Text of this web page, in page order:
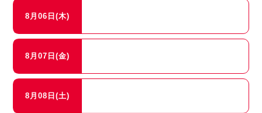
8月06日(木)
8月07日(金)
8月08日(土)